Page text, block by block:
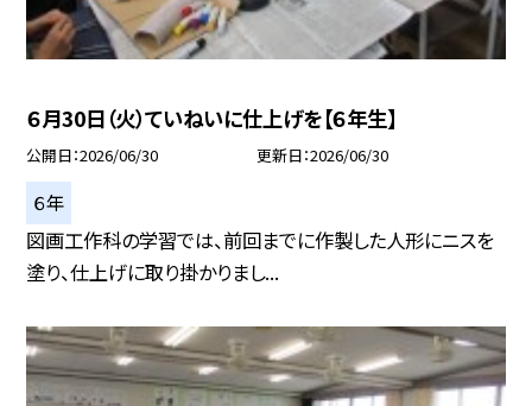
６月30日（火）ていねいに仕上げを【６年生】
公開日 2026/06/30 更新日 2026/06/30
６年
図画工作科の学習では、前回までに作製した人形にニスを
塗り、仕上げに取り掛かりまし...